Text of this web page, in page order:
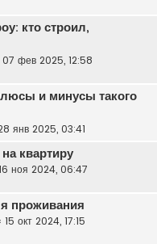
кто строил,
07 фев 2025, 12:58
и минусы такого
янв 2025, 03:41
квартиру
ноя 2024, 06:47
проживания
15 окт 2024, 17:15